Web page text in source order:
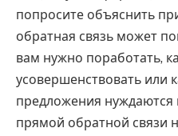
попросите объяснить
обратная связь может
вам нужно поработать,
усовершенствовать или
предложения нуждаются
прямой обратной связи